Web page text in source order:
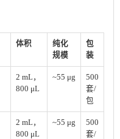
体积
纯化
规模
包
装
2 mL，
800 μL
~55 μg
500
套/
包
2 mL，
800 μL
~55 μg
500
套/